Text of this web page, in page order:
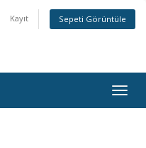
Kayıt Sepeti Görüntüle